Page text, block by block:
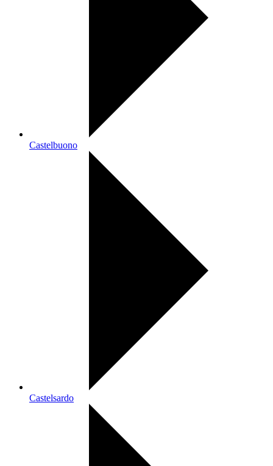
Castelbuono
Castelsardo